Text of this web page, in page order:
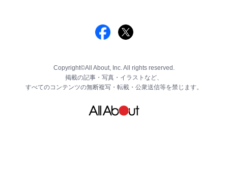
Copyright©All About, Inc. All rights reserved.
掲載の記事・写真・イラストなど、
すべてのコンテンツの無断複写・転載・公衆送信等を禁じます。